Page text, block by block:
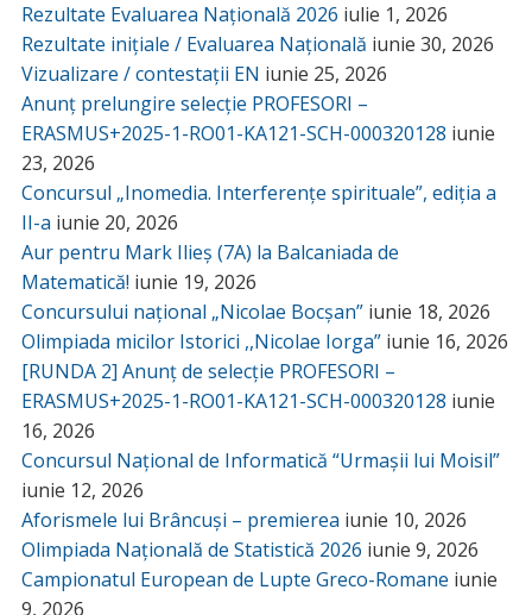
Rezultate Evaluarea Națională 2026 iulie 1, 2026
Rezultate inițiale / Evaluarea Națională iunie 30, 2026
Vizualizare / contestații EN iunie 25, 2026
Anunț prelungire selecție PROFESORI –
ERASMUS+2025-1-RO01-KA121-SCH-000320128 iunie
23, 2026
Concursul „Inomedia. Interferențe spirituale”, ediția a
II-a iunie 20, 2026
Aur pentru Mark Ilieș (7A) la Balcaniada de
Matematică! iunie 19, 2026
Concursului național „Nicolae Bocșan” iunie 18, 2026
Olimpiada micilor Istorici ,,Nicolae Iorga” iunie 16, 2026
[RUNDA 2] Anunț de selecție PROFESORI –
ERASMUS+2025-1-RO01-KA121-SCH-000320128 iunie
16, 2026
Concursul Național de Informatică “Urmașii lui Moisil”
iunie 12, 2026
Aforismele lui Brâncuși – premierea iunie 10, 2026
Olimpiada Națională de Statistică 2026 iunie 9, 2026
Campionatul European de Lupte Greco-Romane iunie
9, 2026